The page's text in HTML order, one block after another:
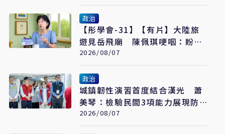
政治
【彤學會-31】【有片】大陸旅
遊見岳飛廟 陳佩琪哽咽：盼能
為柯文哲京華城案平反
2026/08/07
政治
城鎮韌性演習首度結合漢光 蕭
美琴：檢驗民間3項能力展現防
衛韌性
2026/08/07